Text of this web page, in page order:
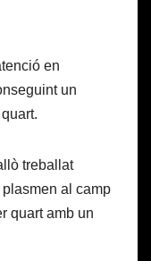
en
un
treballat
al camp
quart amb un